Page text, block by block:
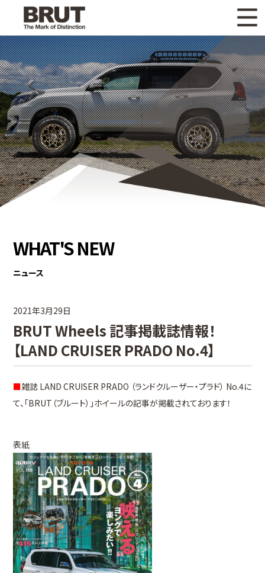
WHAT'S NEW ニュース
WHEEL LINEUP ホイールラインナップ
OTHER PRODUCT 関連製品
GALLERY ギャラリー
CATALOG カタログ請求
PRIVACY POLICY 個人情報保護方針
WHAT'S NEW
ニュース
2021年3月29日
BRUT Wheels 記事掲載誌情報！
【LAND CRUISER PRADO No.4】
■雑誌 LAND CRUISER PRADO （ランドクルーザー・プラド） No.4に
て、「BRUT（ブルート）」ホイールの記事が掲載されております！
表紙